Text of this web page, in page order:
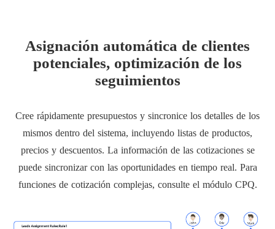
Asignación automática de clientes
potenciales, optimización de los
seguimientos
Cree rápidamente presupuestos y sincronice los detalles de los
mismos dentro del sistema, incluyendo listas de productos,
precios y descuentos. La información de las cotizaciones se
puede sincronizar con las oportunidades en tiempo real. Para
funciones de cotización complejas, consulte el módulo CPQ.